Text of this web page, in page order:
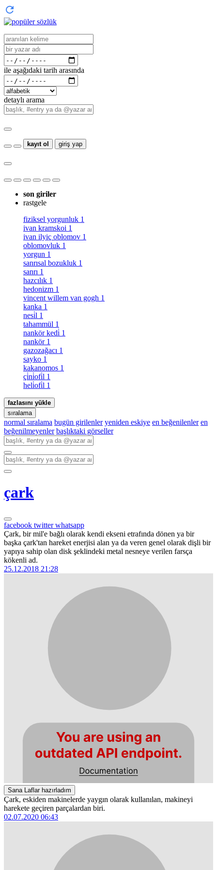
ile aşağıdaki tarih arasında
detaylı arama
kayıt ol giriş yap
son giriler
rastgele
fiziksel yorgunluk 1
ivan kramskoi 1
ivan ilyiç oblomov 1
oblomovluk 1
yorgun 1
sanrısal bozukluk 1
sanrı 1
hazcılık 1
hedonizm 1
vincent willem van gogh 1
kanka 1
nesi̇l 1
tahammül 1
nankör kedi̇ 1
nankör 1
gazozağacı 1
sayko 1
kakanomos 1
çi̇ni̇ofi̇l 1
heli̇ofi̇l 1
fazlasını yükle
sıralama
normal sıralama bugün girilenler yeniden eskiye en beğenilenler en
beğenilmeyenler başlıktaki görseller
çark
facebook twitterwhatsapp
Çark, bir mil'e bağlı olarak kendi ekseni etrafında dönen ya bir
başka çark'tan hareket enerjisi alan ya da veren genel olarak dişli bir
yapıya sahip olan disk şeklindeki metal nesneye verilen farsça
kökenli ad.
25.12.2018 21:28
Sana Laflar hazırladım
Çark, eskiden makinelerde yaygın olarak kullanılan, makineyi
harekete geçiren parçalardan biri.
02.07.2020 06:43